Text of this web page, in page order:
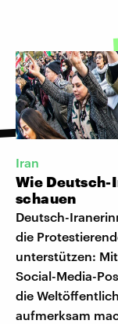
Iran
Wie
schauen
Deutsch-
die
unterstützen:
Social-Media-
die
aufmerksam